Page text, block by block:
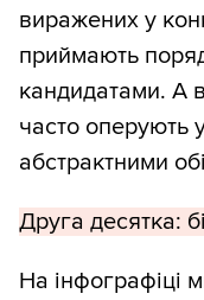
виражених у
приймають
кандидатами. А
часто оперують
абстрактними
Друга десятка:
На інфографіці